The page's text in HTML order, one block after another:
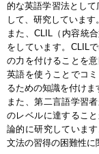
的な英語学習法とし
して、研究しています。
また、CLIL（内容統
をしています。CLIL
の力を付けることを
英語を使うことでコ
るための知識を付けま
また、第二言語学習
のレベルに達するこ
論的に研究していま
文法の習得の困難性に